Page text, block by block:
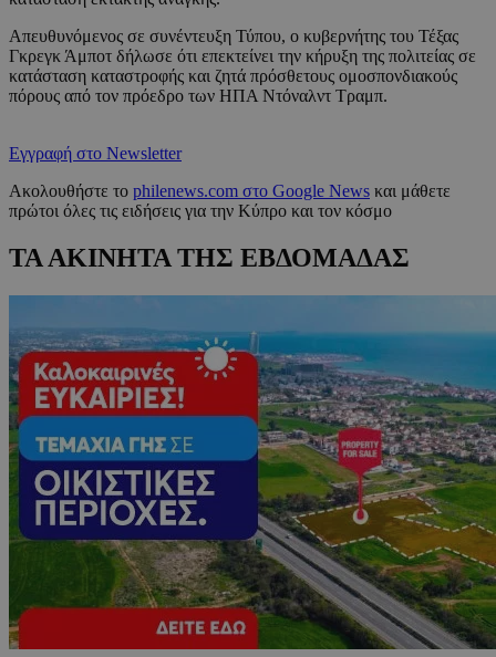
Απευθυνόμενος σε συνέντευξη Τύπου, ο κυβερνήτης του Τέξας
Γκρεγκ Άμποτ δήλωσε ότι επεκτείνει την κήρυξη της πολιτείας σε
κατάσταση καταστροφής και ζητά πρόσθετους ομοσπονδιακούς
πόρους από τον πρόεδρο των ΗΠΑ Ντόναλντ Τραμπ.
Εγγραφή στο Newsletter
Ακολουθήστε το philenews.com στο Google News και μάθετε
πρώτοι όλες τις ειδήσεις για την Κύπρο και τον κόσμο
ΤΑ ΑΚΙΝΗΤΑ ΤΗΣ ΕΒΔΟΜΑΔΑΣ